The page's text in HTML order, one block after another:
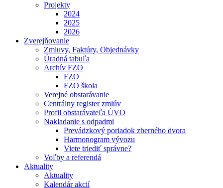
Projekty
2024
2025
2026
Zverejňovanie
Zmluvy, Faktúry, Objednávky
Úradná tabuľa
Archív FZO
FZO
FZO škola
Verejné obstarávanie
Centrálny register zmlúv
Profil obstarávateľa ÚVO
Nakladanie s odpadmi
Prevádzkový poriadok zberného dvora
Harmonogram vývozu
Viete triediť správne?
Voľby a referendá
Aktuality
Aktuality
Kalendár akcií